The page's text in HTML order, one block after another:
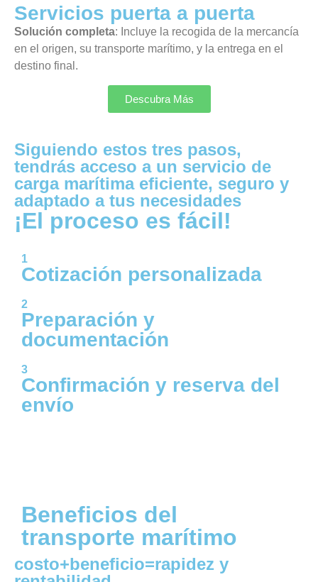
Servicios puerta a puerta
Solución completa: Incluye la recogida de la mercancía
en el origen, su transporte marítimo, y la entrega en el
destino final.
Descubra Más
Siguiendo estos tres pasos,
tendrás acceso a un servicio de
carga marítima eficiente, seguro y
adaptado a tus necesidades
¡El proceso es fácil!
1
Cotización personalizada
2
Preparación y
documentación
3
Confirmación y reserva del
envío
Beneficios del
transporte marítimo
costo+beneficio=rapidez y